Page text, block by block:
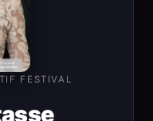
FESTIVAL